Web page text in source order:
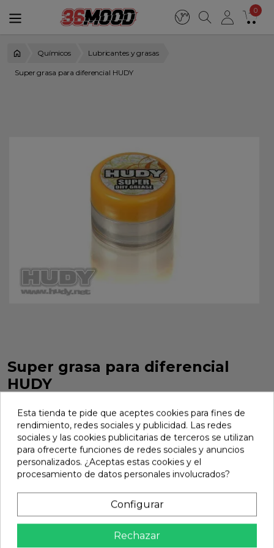
0
Químicos Lubricantes y grasas
Super grasa para diferencial HUDY
Super grasa para diferencial
HUDY
Marca: Hudy Ref:
9,43 €
Esta tienda te pide que aceptes cookies para fines de
rendimiento, redes sociales y publicidad. Las redes
sociales y las cookies publicitarias de terceros se utilizan
para ofrecerte funciones de redes sociales y anuncios
personalizados. ¿Aceptas estas cookies y el
procesamiento de datos personales involucrados?
Configurar
Rechazar